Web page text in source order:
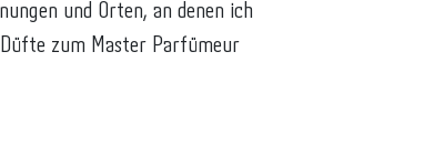
und Orten, an denen ich
zum Master Parfümeur